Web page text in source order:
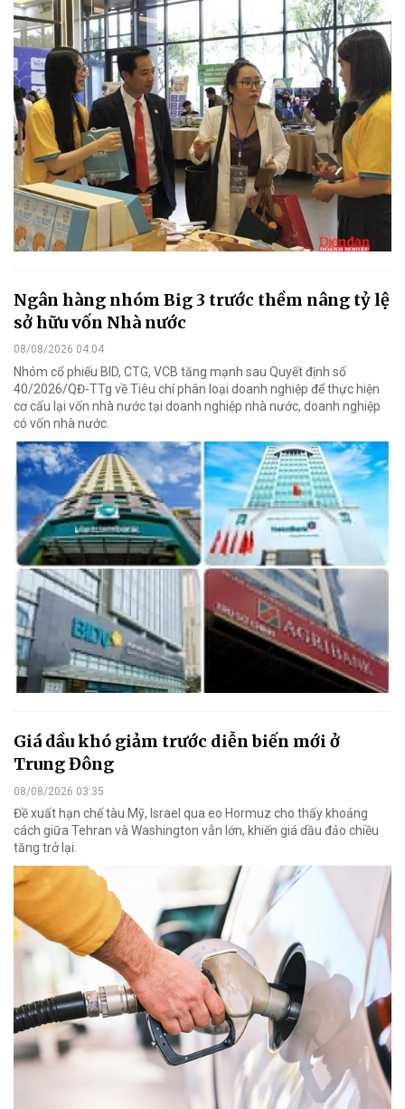
Ngân hàng nhóm Big 3 trước thềm nâng tỷ lệ
sở hữu vốn Nhà nước
08/08/2026 04:04
Nhóm cổ phiếu BID, CTG, VCB tăng mạnh sau Quyết định số
40/2026/QĐ-TTg về Tiêu chí phân loại doanh nghiệp để thực hiện
cơ cấu lại vốn nhà nước tại doanh nghiệp nhà nước, doanh nghiệp
có vốn nhà nước.
Giá dầu khó giảm trước diễn biến mới ở
Trung Đông
08/08/2026 03:35
Đề xuất hạn chế tàu Mỹ, Israel qua eo Hormuz cho thấy khoảng
cách giữa Tehran và Washington vẫn lớn, khiến giá dầu đảo chiều
tăng trở lại.